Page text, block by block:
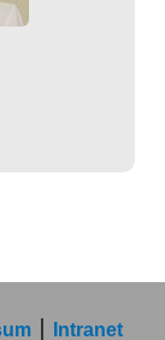
Intranet